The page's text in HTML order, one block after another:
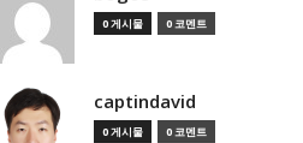
0 게시물 0 코멘트
captindavid
0 게시물 0 코멘트